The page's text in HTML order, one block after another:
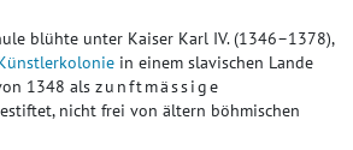
blühte unter Kaiser Karl IV. (1346–1378),
in einem slavischen Lande
1348 als zunftmässige
nicht frei von ältern böhmischen